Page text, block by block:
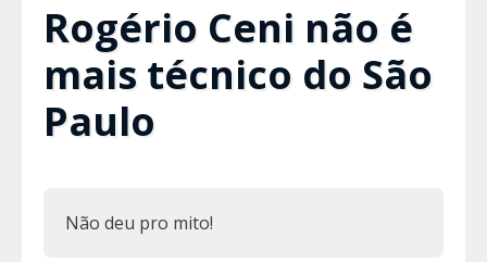
Rogério Ceni não é
mais técnico do São
Paulo
Não deu pro mito!